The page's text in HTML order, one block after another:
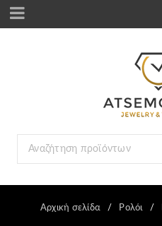
Αρχική σελίδα / Ρολόι /